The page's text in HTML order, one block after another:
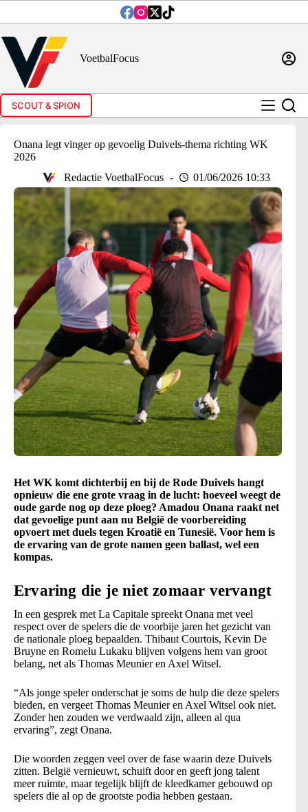
inhoud
VoetbalFocus
SCOUT & SPION
Onana legt vinger op gevoelig Duivels-thema richting WK
2026
Redactie VoetbalFocus
01/06/2026 10:33
Het WK komt dichterbij en bij de Rode Duivels hangt
opnieuw die ene grote vraag in de lucht: hoeveel weegt de
oude garde nog op deze ploeg? Amadou Onana raakt net
dat gevoelige punt aan nu België de voorbereiding
opvoert met duels tegen Kroatië en Tunesië. Voor hem is
de ervaring van de grote namen geen ballast, wel een
kompas.
Ervaring die je niet zomaar vervangt
In een gesprek met La Capitale spreekt Onana met veel
respect over de spelers die de voorbije jaren het gezicht van
de nationale ploeg bepaalden. Thibaut Courtois, Kevin De
Bruyne en Romelu Lukaku blijven volgens hem van groot
belang, net als Thomas Meunier en Axel Witsel.
“Als jonge speler onderschat je soms de hulp die deze spelers
bieden, en vergeet Thomas Meunier en Axel Witsel ook niet.
Zonder hen zouden we verdwaald zijn, alleen al qua
ervaring”, zegt Onana.
Die woorden zeggen veel over de fase waarin deze Duivels
zitten. België vernieuwt, schuift door en geeft jong talent
meer ruimte, maar tegelijk blijft de kleedkamer gebouwd op
spelers die al op de grootste podia hebben gestaan.